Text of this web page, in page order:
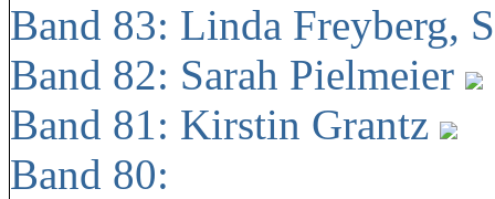
Band 83: Linda Freyberg,
Band 82: Sarah Pielmeier
Band 81: Kirstin Grantz
Band 80: